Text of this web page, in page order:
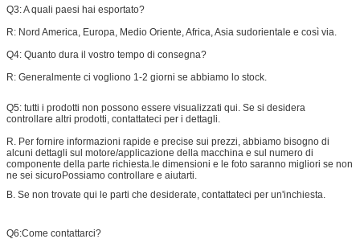
Q3: A quali paesi hai esportato?
R: Nord America, Europa, Medio Oriente, Africa, Asia sudorientale e così via.
Q4: Quanto dura il vostro tempo di consegna?
R: Generalmente ci vogliono 1-2 giorni se abbiamo lo stock.
Q5: tutti i prodotti non possono essere visualizzati qui. Se si desidera
controllare altri prodotti, contattateci per i dettagli.
R. Per fornire informazioni rapide e precise sui prezzi, abbiamo bisogno di
alcuni dettagli sul motore/applicazione della macchina e sul numero di
componente della parte richiesta.le dimensioni e le foto saranno migliori se non
ne sei sicuroPossiamo controllare e aiutarti.
B. Se non trovate qui le parti che desiderate, contattateci per un'inchiesta.
Q6:Come contattarci?